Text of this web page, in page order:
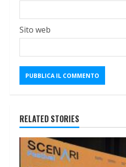
Sito web
RELATED STORIES